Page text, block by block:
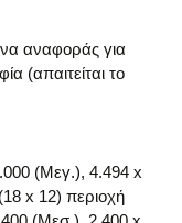
αναφοράς για
(απαιτείται το
(Μεγ.), 4.494 x
x 12) περιοχή